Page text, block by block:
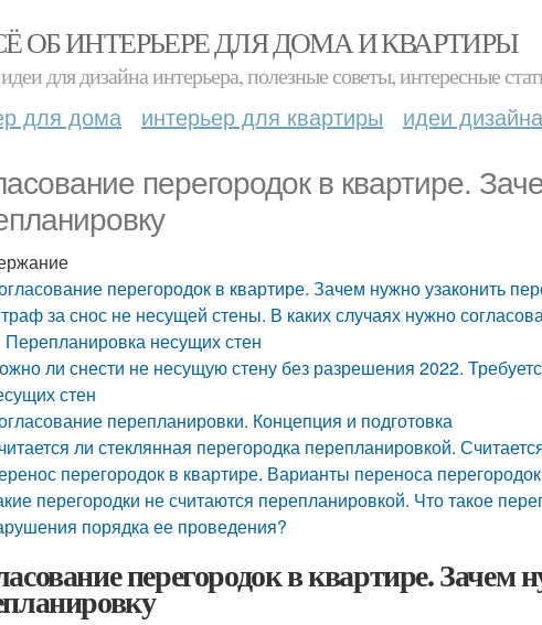
ОБ ИНТЕРЬЕРЕ ДЛЯ ДОМА И КВАРТИРЫ
для дизайна интерьера, полезные советы, интересные
для дома интерьер для квартиры идеи дизайна
перегородок в квартире.
перегородок в квартире. Зачем нужно узаконить
за снос не несущей стены. В каких случаях нужно
Перепланировка несущих стен
ли снести не несущую стену без разрешения 2022.
стен
перепланировки. Концепция и подготовка
ли стеклянная перегородка перепланировкой.
перегородок в квартире. Варианты переноса
перегородки не считаются перепланировкой. Что такое
порядка ее проведения?
перегородок в квартире. Зачем